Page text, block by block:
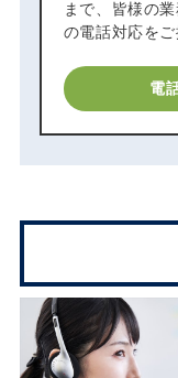
まで、皆様の
の電話対応をご
電